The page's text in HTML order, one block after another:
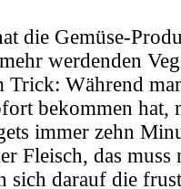
die Gemüse-
werdenden
Trick: Während
bekommen hat,
immer zehn
Fleisch, das muss
sich darauf die